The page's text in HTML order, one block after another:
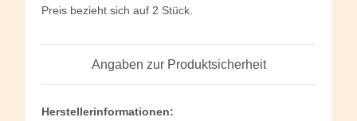
Preis bezieht sich auf 2 Stück.
Angaben zur Produktsicherheit
Herstellerinformationen: